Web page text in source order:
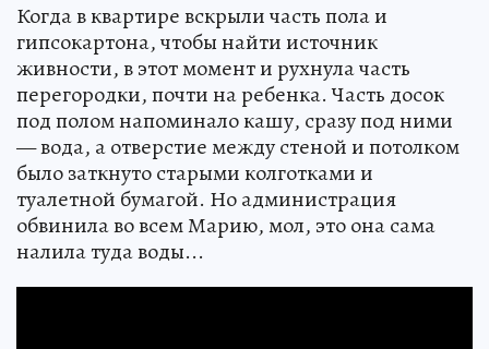
Когда в квартире вскрыли часть пола и
гипсокартона, чтобы найти источник
живности, в этот момент и рухнула часть
перегородки, почти на ребенка. Часть досок
под полом напоминало кашу, сразу под ними
— вода, а отверстие между стеной и потолком
было заткнуто старыми колготками и
туалетной бумагой. Но администрация
обвинила во всем Марию, мол, это она сама
налила туда воды...